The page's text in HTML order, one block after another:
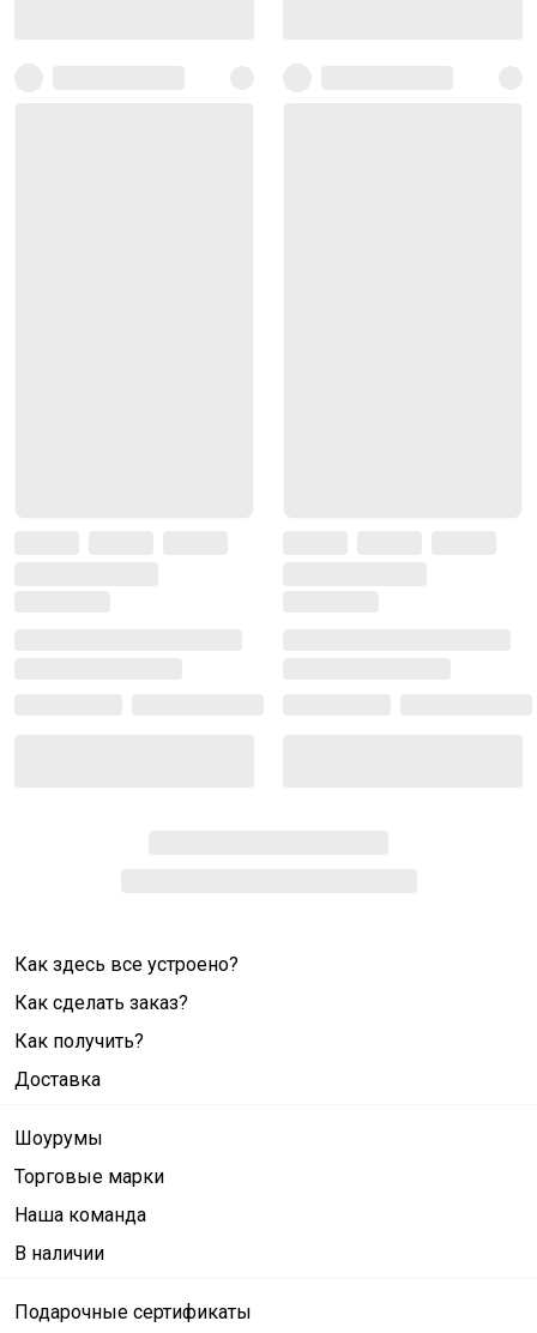
Как здесь все устроено?
Как сделать заказ?
Как получить?
Доставка
Шоурумы
Торговые марки
Наша команда
В наличии
Подарочные сертификаты